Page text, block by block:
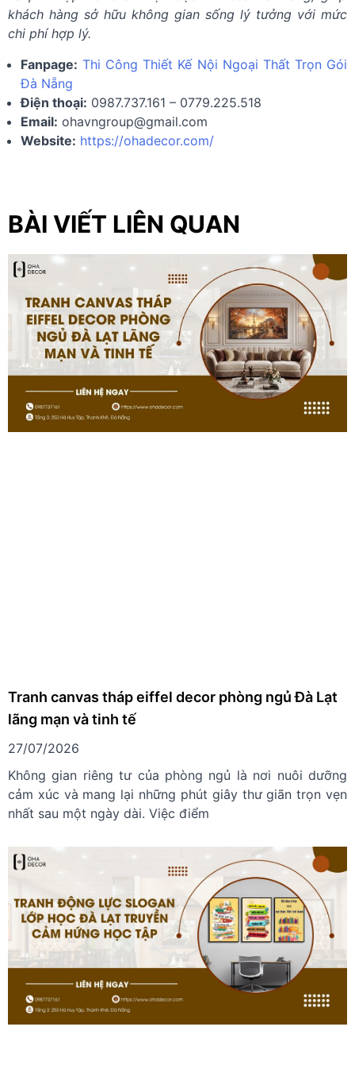
khách hàng sở hữu không gian sống lý tưởng với mức
chi phí hợp lý.
Fanpage: Thi Công Thiết Kế Nội Ngoại Thất Trọn Gói
Đà Nẵng
Điện thoại: 0987.737.161 – 0779.225.518
Email: ohavngroup@gmail.com
Website: https://ohadecor.com/
BÀI VIẾT LIÊN QUAN
Tranh canvas tháp eiffel decor phòng ngủ Đà Lạt
lãng mạn và tinh tế
27/07/2026
Không gian riêng tư của phòng ngủ là nơi nuôi dưỡng
cảm xúc và mang lại những phút giây thư giãn trọn vẹn
nhất sau một ngày dài. Việc điểm